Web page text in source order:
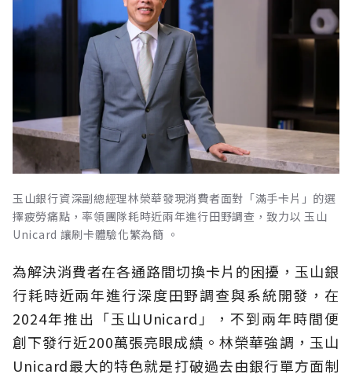
玉山銀行資深副總經理林榮華發現消費者面對「滿手卡片」的選
擇疲勞痛點，率領團隊耗時近兩年進行田野調查，致力以 玉山
Unicard 讓刷卡體驗化繁為簡 。
為解決消費者在各通路間切換卡片的困擾，玉山銀
行耗時近兩年進行深度田野調查與系統開發，在
2024年推出「玉山Unicard」，不到兩年時間便
創下發行近200萬張亮眼成績。林榮華強調，玉山
Unicard最大的特色就是打破過去由銀行單方面制